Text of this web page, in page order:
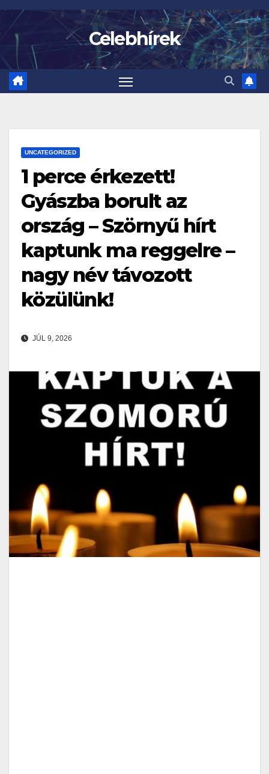
Skip
content
Celebhírek
UNCATEGORIZED
1 perce érkezett!
Gyászba borult az
ország – Szörnyű hírt
kaptunk ma reggelre –
nagy név távozott
közülünk!
JÚL 9, 2026